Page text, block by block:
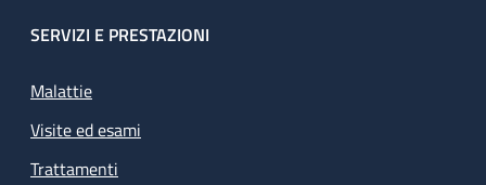
SERVIZI E PRESTAZIONI
Malattie
Visite ed esami
Trattamenti